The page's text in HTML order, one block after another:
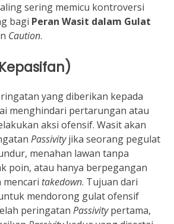
sering memicu kontroversi
bagi Peran Wasit dalam Gulat
Caution.
yang diberikan kepada
menghindari pertarungan atau
aksi ofensif. Wasit akan
Passivityjika seorang pegulat
menahan lawan tanpa
poin, atau hanya berpegangan
mencari takedown. Tujuan dari
mendorong gulat ofensif
peringatan Passivitypertama,